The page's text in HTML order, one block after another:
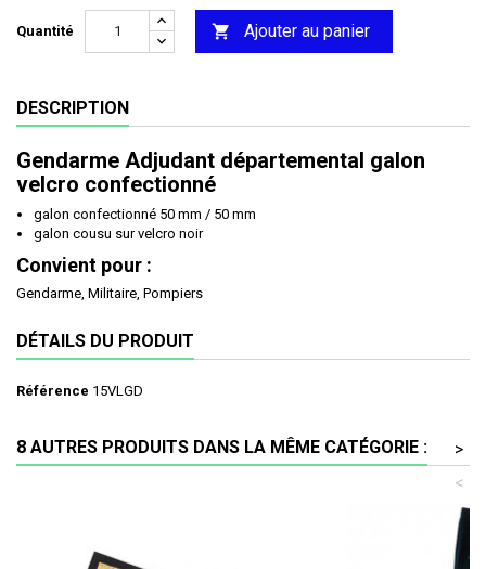
Quantité  Ajouter au panier
DESCRIPTION
Gendarme Adjudant départemental galon
velcro confectionné
galon confectionné 50 mm / 50 mm
galon cousu sur velcro noir
Convient pour :
Gendarme, Militaire, Pompiers
DÉTAILS DU PRODUIT
Référence 15VLGD
8 AUTRES PRODUITS DANS LA MÊME CATÉGORIE :
>
<